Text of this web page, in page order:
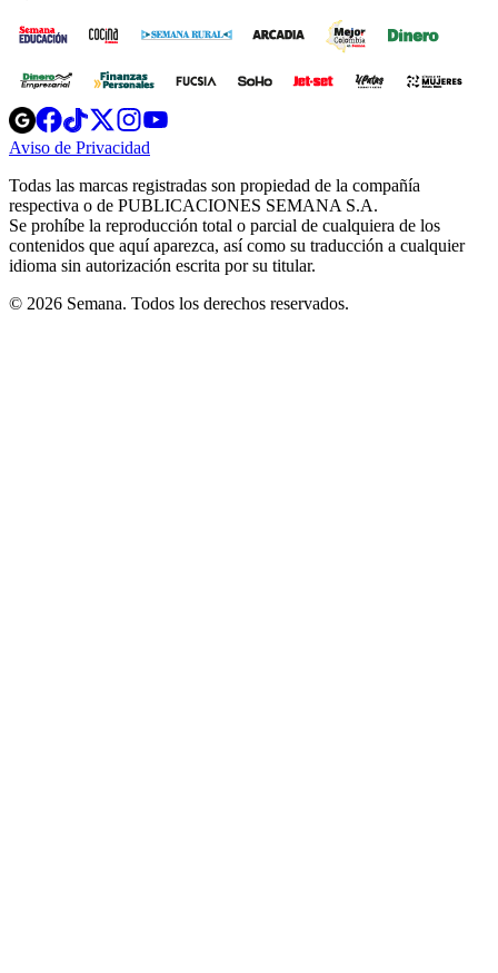
Opens
in
new
Opens
in
new
Opens
in
new
window
Opens
new
windowwindow
Aviso de Privacidad
new
window
Todas las marcas registradas son propiedad de la compañía
respectiva o de PUBLICACIONES SEMANA S.A.
Se prohíbe la reproducción total o parcial de cualquiera de los
contenidos que aquí aparezca, así como su traducción a cualquier
idioma sin autorización escrita por su titular.
© 2026 Semana. Todos los derechos reservados.